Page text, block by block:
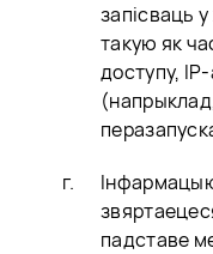
запісваць
такую як
доступу,
падставе